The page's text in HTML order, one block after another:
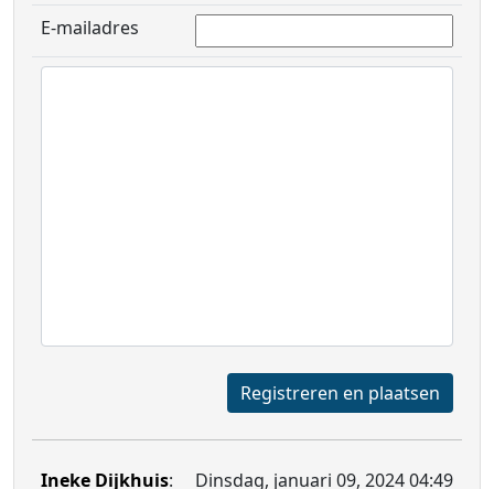
E-mailadres
Registreren en plaatsen
Ineke Dijkhuis:
Dinsdag, januari 09, 2024 04:49